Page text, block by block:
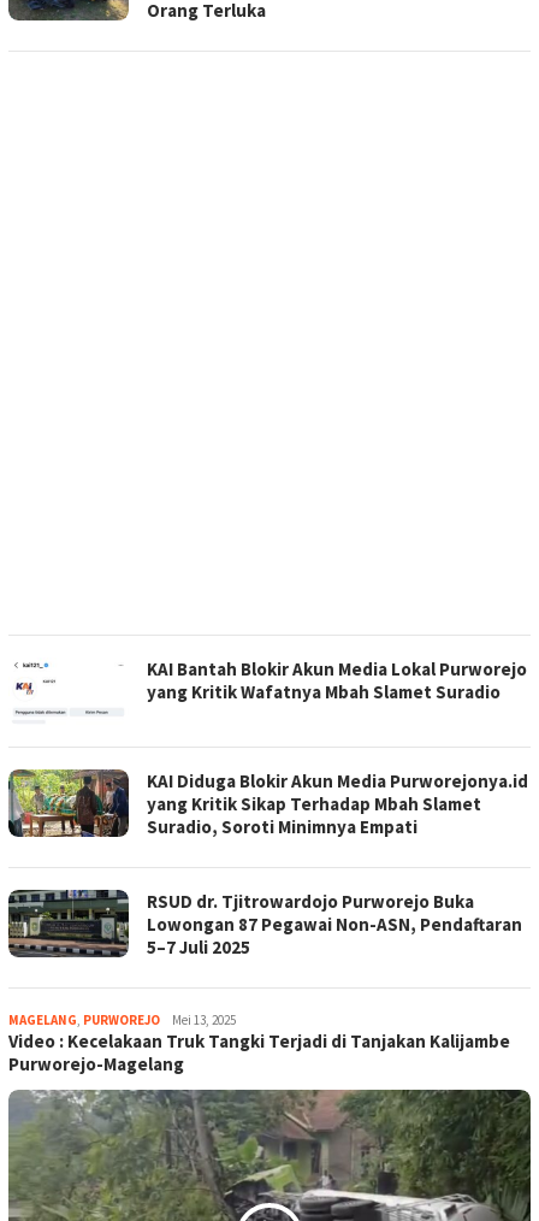
Orang Terluka
KAI Bantah Blokir Akun Media Lokal Purworejo
yang Kritik Wafatnya Mbah Slamet Suradio
KAI Diduga Blokir Akun Media Purworejonya.id
yang Kritik Sikap Terhadap Mbah Slamet
Suradio, Soroti Minimnya Empati
RSUD dr. Tjitrowardojo Purworejo Buka
Lowongan 87 Pegawai Non-ASN, Pendaftaran
5–7 Juli 2025
MAGELANG, PURWOREJO magelangnews
Mei 13, 2025
Video : Kecelakaan Truk Tangki Terjadi di Tanjakan Kalijambe
Purworejo-Magelang